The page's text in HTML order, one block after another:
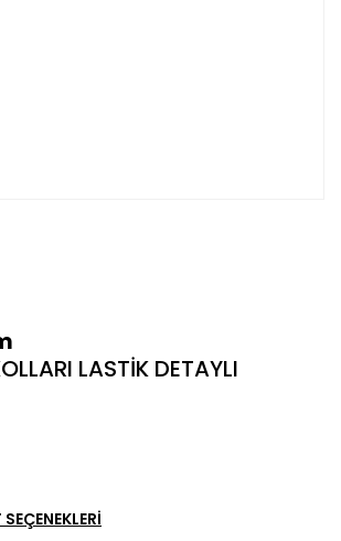
LASTİK DETAYLI